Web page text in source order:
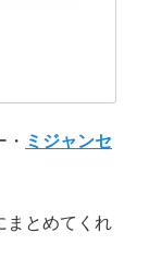
ミジャンセ
まとめてくれ